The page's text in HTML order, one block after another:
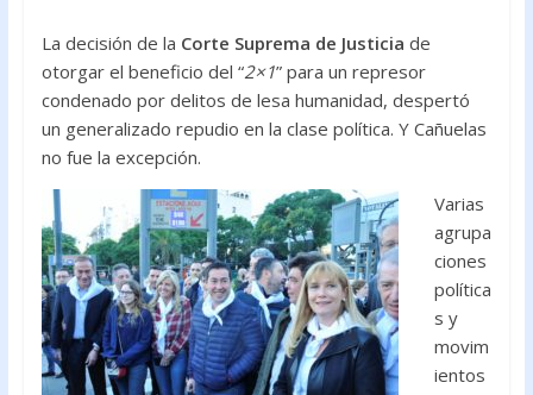
La decisión de la Corte Suprema de Justicia de
otorgar el beneficio del “2×1” para un represor
condenado por delitos de lesa humanidad, despertó
un generalizado repudio en la clase política. Y Cañuelas
no fue la excepción.
Varias
agrupa
ciones
política
s y
movim
ientos